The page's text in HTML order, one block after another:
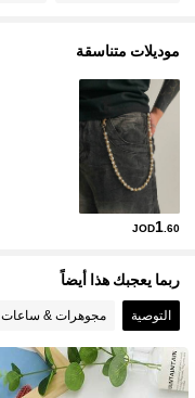
4.92
4.92 6.2K متابعون
موديلات متناسقة
JOD1.60
ربما يعجبك هذا أيضاً
التوصية مجوهرات & ساعات